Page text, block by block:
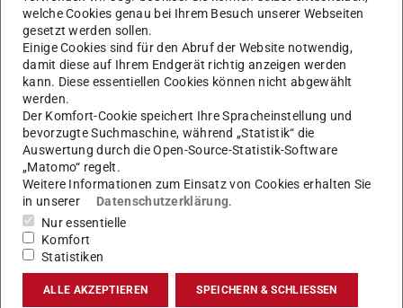
Roadmap-Entwicklung für SAP S4/HANA gemeinsam
mit dem CCHH-Verbund
2023-2027
Umsetzung der Pflicht- und Potenzialprojekte an der TU
Darmstadt über das Programm S4HANA@TU mit dem
CCHH-Verbund
Der Umsetzungsstand lautet:
Fachkonzepte für die Umstellung der Geschäftspartner
und das Budget- und Controllsystem abgeschlossen
Proof of Concept für die Drittmittelplanung und
Controlling mit Experten aus FB16, FB20
abgeschlossen
welche Cookies genau bei Ihrem Besuch unserer Webseiten
gesetzt werden sollen.
Einige Cookies sind für den Abruf der Website notwendig,
damit diese auf Ihrem Endgerät richtig anzeigen werden
kann. Diese essentiellen Cookies können nicht abgewählt
werden.
Der Komfort-Cookie speichert Ihre Spracheinstellung und
bevorzugte Suchmaschine, während „Statistik“ die
Auswertung durch die Open-Source-Statistik-Software
„Matomo“ regelt.
Weitere Informationen zum Einsatz von Cookies erhalten Sie
in unserer
Datenschutzerklärung.
Nur essentielle
Komfort
Statistiken
ALLE AKZEPTIEREN SPEICHERN & SCHLIESSEN